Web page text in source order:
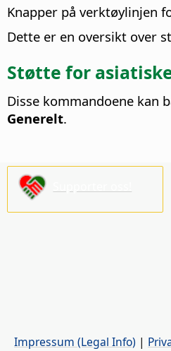
Knapper på verktøylinjen
Dette er en oversikt over
Støtte for
Disse kommandoene kan
Generelt.
Impressum (Legal Info) |